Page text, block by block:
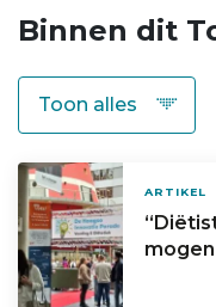
Binnen dit
ARTIKEL